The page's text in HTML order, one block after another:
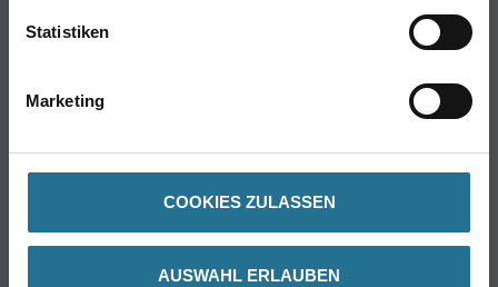
Statistiken
Marketing
COOKIES ZULASSEN
AUSWAHL ERLAUBEN
Putze- und Spachtelmassen
Wand- & Deckenbeläge
Winkler & Gräbner